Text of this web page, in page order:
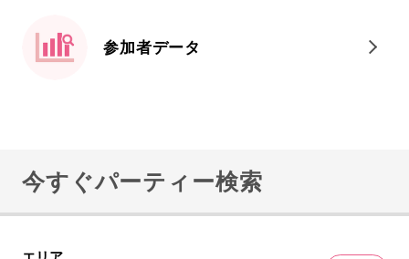
参加者データ
今すぐパーティー検索